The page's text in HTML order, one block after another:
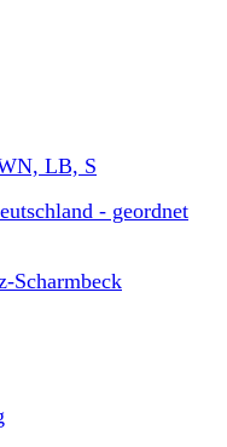
LB, S
- geordnet
Scharmbeck